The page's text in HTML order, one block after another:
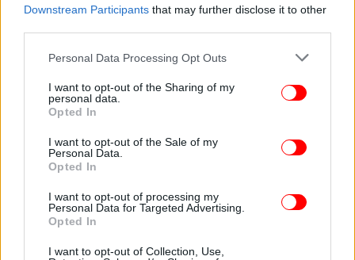
Downstream Participants that may further disclose it to other
Please note that this website/app uses one or more Google
not limited to your visit or usage behaviour. You may click to
grant or deny consent to Google and its third-party tags to
use your data for below specified purposes in below Google
consent section.
Personal Data Processing Opt Outs
I want to opt-out of the Sharing of my
personal data.
Opted In
I want to opt-out of the Sale of my
Personal Data.
Opted In
I want to opt-out of processing my
Personal Data for Targeted Advertising.
Opted In
I want to opt-out of Collection, Use,
ΕΛΛΑΔΑ 10/04/2025 21:51
Haute couture και ΣΚΡΑΤΣ στην ίδια πασαρέλα –
Οι δημιουργίες των ανερχόμενων σχεδιαστών